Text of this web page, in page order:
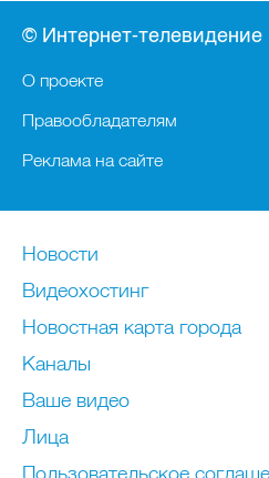
© Интернет-телевидение
О проекте
Правообладателям
Реклама на сайте
Новости
Видеохостинг
Новостная карта города
Каналы
Ваше видео
Лица